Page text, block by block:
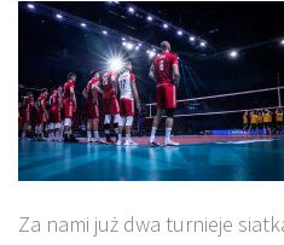
Za nami już dwa turnieje